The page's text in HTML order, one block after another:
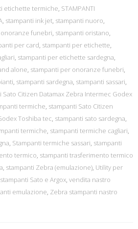
etichette termiche, STAMPANTI
, stampanti ink jet, stampanti nuoro,
funebri, stampanti oristano,
per card, stampanti per etichette,
, stampanti per etichette sardegna,
alone, stampanti per onoranze funebri,
, stampanti sardegna, stampanti sassari,
Sato Citizen Datamax Zebra Intermec Godex
termiche, stampanti Sato Citizen
Toshiba tec, stampanti sato sardegna,
termiche, stampanti termiche cagliari,
, Stampanti termiche sassari, stampanti
termico, stampanti trasferimento termico
, stampanti Zebra (emulazione), Utility per
Sato e Argox, vendita nastro
emulazione, Zebra stampanti nastro